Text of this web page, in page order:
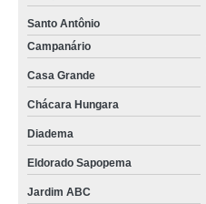
Santo Antônio
Campanário
Casa Grande
Chácara Hungara
Diadema
Eldorado Sapopema
Jardim ABC